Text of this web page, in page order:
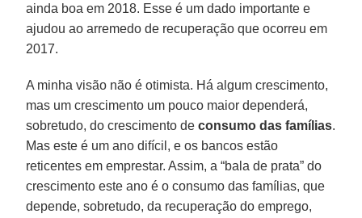
ainda boa em 2018. Esse é um dado importante e
ajudou ao arremedo de recuperação que ocorreu em
2017.
A minha visão não é otimista. Há algum crescimento,
mas um crescimento um pouco maior dependerá,
sobretudo, do crescimento deconsumo das famílias.
Mas este é um ano difícil, e os bancos estão
reticentes em emprestar. Assim, a “bala de prata” do
crescimento este ano é o consumo das famílias, que
depende, sobretudo, da recuperação do emprego,